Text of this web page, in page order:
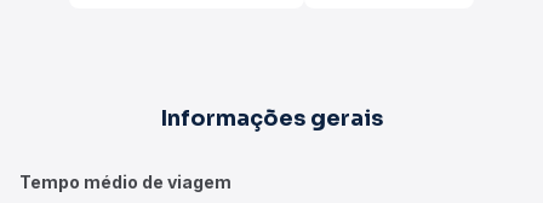
Informações gerais
Tempo médio de viagem